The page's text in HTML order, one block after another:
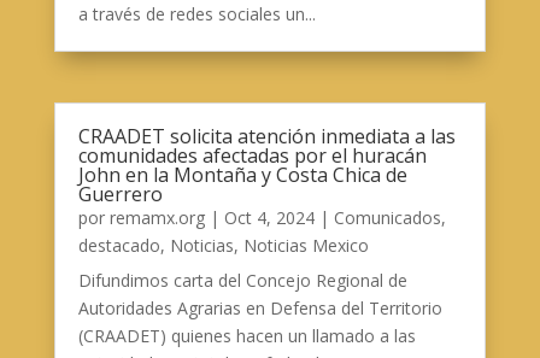
a través de redes sociales un...
CRAADET solicita atención inmediata a las
comunidades afectadas por el huracán
John en la Montaña y Costa Chica de
Guerrero
por remamx.org| Oct 4, 2024| Comunicados,
destacado, Noticias, Noticias Mexico
Difundimos carta del Concejo Regional de
Autoridades Agrarias en Defensa del Territorio
(CRAADET) quienes hacen un llamado a las